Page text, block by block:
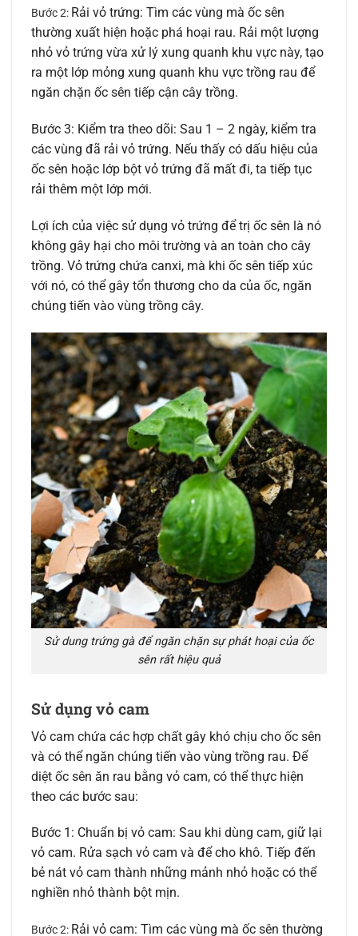
Bước 2: Rải vỏ trứng: Tìm các vùng mà ốc sên
thường xuất hiện hoặc phá hoại rau. Rải một lượng
nhỏ vỏ trứng vừa xử lý xung quanh khu vực này, tạo
ra một lớp mỏng xung quanh khu vực trồng rau để
ngăn chặn ốc sên tiếp cận cây trồng.
Bước 3: Kiểm tra theo dõi: Sau 1 – 2 ngày, kiểm tra
các vùng đã rải vỏ trứng. Nếu thấy có dấu hiệu của
ốc sên hoặc lớp bột vỏ trứng đã mất đi, ta tiếp tục
rải thêm một lớp mới.
Lợi ích của việc sử dụng vỏ trứng để trị ốc sên là nó
không gây hại cho môi trường và an toàn cho cây
trồng. Vỏ trứng chứa canxi, mà khi ốc sên tiếp xúc
với nó, có thể gây tổn thương cho da của ốc, ngăn
chúng tiến vào vùng trồng cây.
Sử dung trứng gà để ngăn chặn sự phát hoại của ốc
sên rất hiệu quả
Sử dụng vỏ cam
Vỏ cam chứa các hợp chất gây khó chịu cho ốc sên
và có thể ngăn chúng tiến vào vùng trồng rau. Để
diệt ốc sên ăn rau bằng vỏ cam, có thể thực hiện
theo các bước sau:
Bước 1: Chuẩn bị vỏ cam: Sau khi dùng cam, giữ lại
vỏ cam. Rửa sạch vỏ cam và để cho khô. Tiếp đến
bẻ nát vỏ cam thành những mảnh nhỏ hoặc có thể
nghiền nhỏ thành bột mịn.
Bước 2: Rải vỏ cam: Tìm các vùng mà ốc sên thường